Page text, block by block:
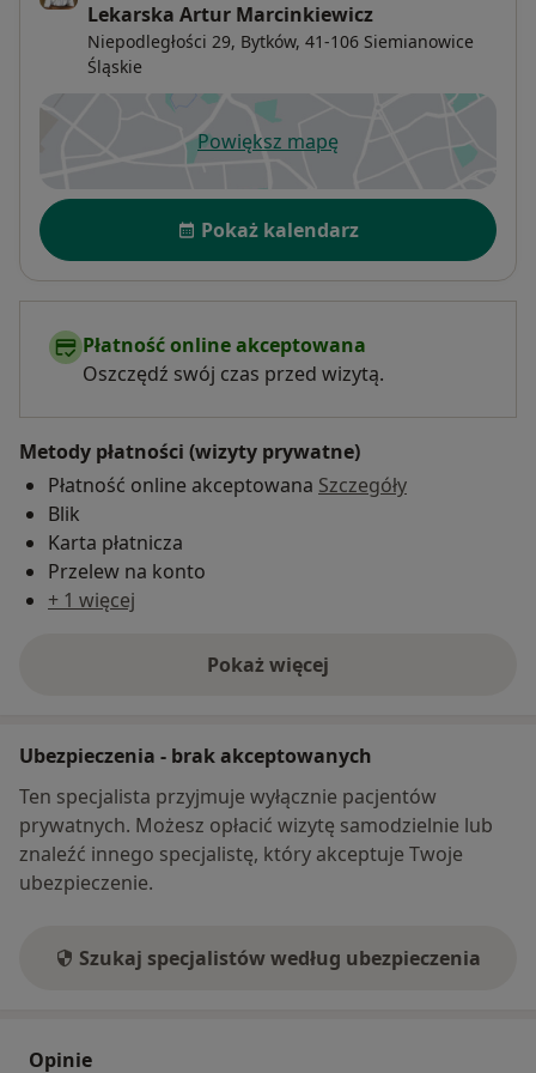
Lekarska Artur Marcinkiewicz
Niepodległości 29, Bytków, 41-106 Siemianowice
Śląskie
Powiększ mapęotwiera się w nowej karcie
Dostępność
Pokaż kalendarz
Płatność online akceptowana
Oszczędź swój czas przed wizytą.
Metody płatności (wizyty prywatne)
Płatność online akceptowana Szczegóły
Blik
Karta płatnicza
Przelew na konto
+ 1 więcej
Pokaż więcej
o adresie
Ubezpieczenia - brak akceptowanych
Ten specjalista przyjmuje wyłącznie pacjentów
prywatnych. Możesz opłacić wizytę samodzielnie lub
znaleźć innego specjalistę, który akceptuje Twoje
ubezpieczenie.
Szukaj specjalistów według ubezpieczenia
Opinie